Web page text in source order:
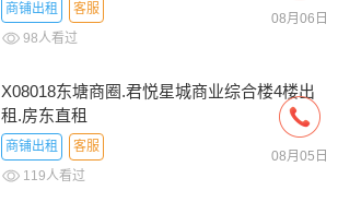
商铺出租
客服
98人看过
08月06日
X08018东塘商圈.君悦星城商业综合楼4楼出
租.房东直租
商铺出租
客服
119人看过
08月05日